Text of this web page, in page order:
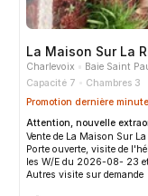
La Maison Sur La
Charlevoix
Baie Saint
Capacité 7
Chambres 3
Promotion dernière minute
Attention, nouvelle
Vente de La Maison Sur
Porte ouverte, visite de
les W/E du 2026-08- 23
Autres visite sur demande